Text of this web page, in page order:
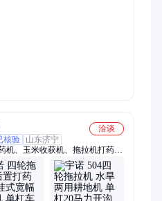
洽谈
核验
山东济宁
机、玉米收获机、拖拉机打药
不锈钢搅拌机、风力灭火机、汽
、打桩机、吸粮机、犁地机、收
轨微耕机、趟地机、汽油吹风机